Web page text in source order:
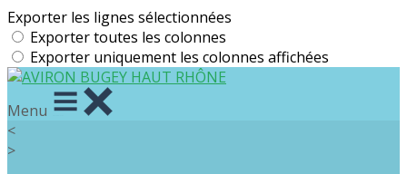
Exporter les lignes sélectionnées
Exporter toutes les colonnes
Exporter uniquement les colonnes affichées
Menu
<
>